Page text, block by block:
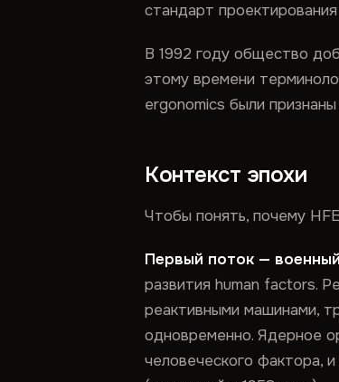
стандарт
В 1992 году общество
этому времени
ergonomics были
Контекст эпохи
Чтобы понять, почему
Первый поток —
развития human factors.
реактивными машинами,
одновременно. Ядерное
человеческого фактора,